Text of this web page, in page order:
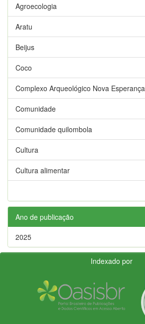
Agroecologia
Aratu
Beijus
Coco
Complexo Arqueológico Nova Esperança
Comunidade
Comunidade quilombola
Cultura
Cultura alimentar
Ano de publicação
2025
Indexado por